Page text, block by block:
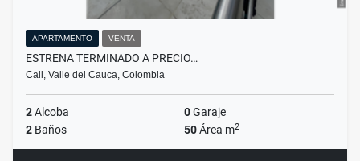
APARTAMENTO VENTA
ESTRENA TERMINADO A PRECIO…
Cali, Valle del Cauca, Colombia
2Alcoba 0Garaje
2 Baños 50Área m2